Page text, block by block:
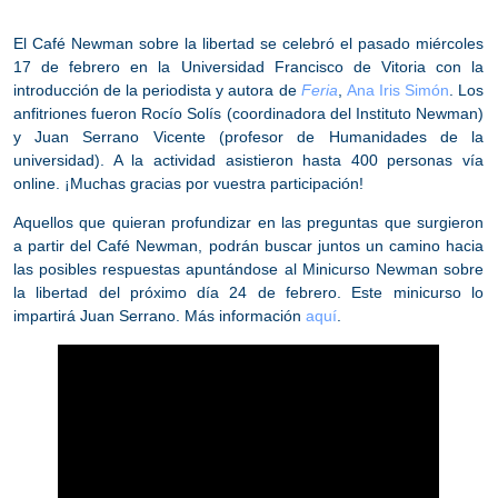
El Café Newman sobre la libertad se celebró el pasado miércoles
17 de febrero en la Universidad Francisco de Vitoria con la
introducción de la periodista y autora de Feria Ana Iris Simón . Los
anfitriones fueron Rocío Solís (coordinadora del Instituto Newman)
y Juan Serrano Vicente (profesor de Humanidades de la
universidad). A la actividad asistieron hasta 400 personas vía
online. ¡Muchas gracias por vuestra participación!
Aquellos que quieran profundizar en las preguntas que surgieron
a partir del Café Newman, podrán buscar juntos un camino hacia
las posibles respuestas apuntándose al Minicurso Newman sobre
la libertad del próximo día 24 de febrero. Este minicurso lo
impartirá Juan Serrano. Más información aquí.